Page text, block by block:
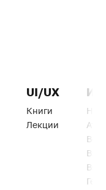
UI/UX
Книги
Лекции
Веб